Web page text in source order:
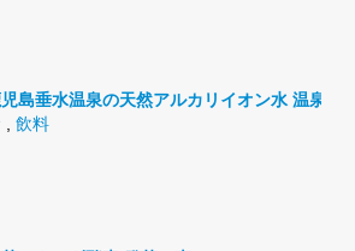
児島垂水温泉の天然アルカリイオン水 温泉水
飲料